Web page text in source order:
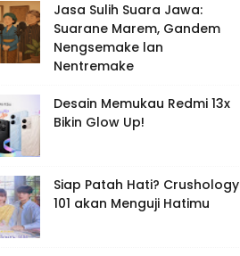
Jasa Sulih Suara Jawa:
Suarane Marem, Gandem
Nengsemake lan
Nentremake
Desain Memukau Redmi 13x
Bikin Glow Up!
Siap Patah Hati? Crushology
101 akan Menguji Hatimu